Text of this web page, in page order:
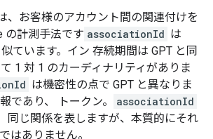
、お客様のアカウント間の関連付けを
の計測手法です associationId は
ています。イン 存続期間は GPT と同
1 対 1 のカーディナリティがありま
は機密性の点で GPT と異なりま
であり、 トークン。
associationId
同じ関係を表しますが、本質的にそれ
はありません。